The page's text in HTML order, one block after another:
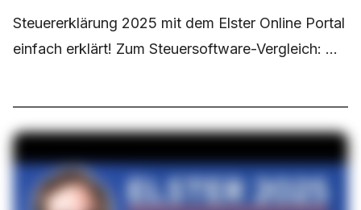
Steuererklärung 2025 mit dem Elster Online Portal
einfach erklärt! Zum Steuersoftware-Vergleich: ...